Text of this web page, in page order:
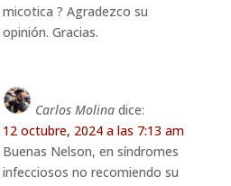
micotica ? Agradezco su
opinión. Gracias.
Carlos Molina dice:
12 octubre, 2024 a las 7:13 am
Buenas Nelson, en síndromes
infecciosos no recomiendo su